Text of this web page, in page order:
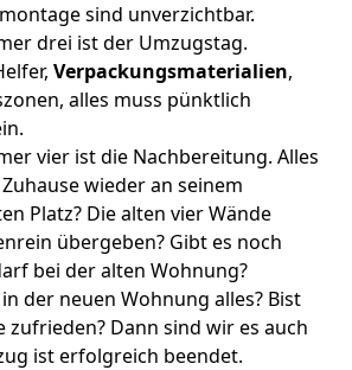
sind unverzichtbar.
drei ist der Umzugstag.
Verpackungsmaterialien,
alles muss pünktlich
vier ist die Nachbereitung. Alles
wieder an seinem
Platz? Die alten vier Wände
übergeben? Gibt es noch
bei der alten Wohnung?
der neuen Wohnung alles? Bist
zufrieden? Dann sind wir es auch
ist erfolgreich beendet.